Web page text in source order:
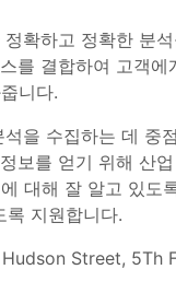
확하고 정확한 분
를 결합하여 고객
니다.
을 수집하는 데 중
보를 얻기 위해 산
대해 잘 알고 있도
지원합니다.
Street, 5Th